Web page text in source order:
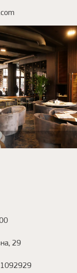
29